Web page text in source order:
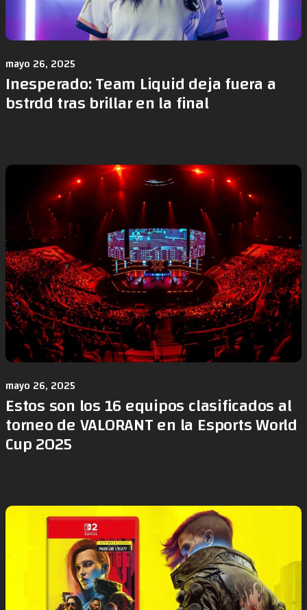
mayo 26, 2025
Inesperado: Team Liquid deja fuera a
bstrdd tras brillar en la final
mayo 26, 2025
Estos son los 16 equipos clasificados al
torneo de VALORANT en la Esports World
Cup 2025